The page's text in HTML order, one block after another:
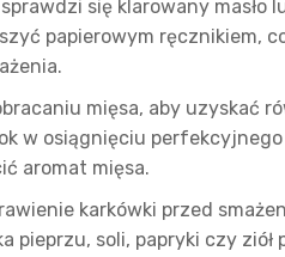
się klarowany masło
papierowym ręcznikiem,
mięsa, aby uzyskać
w osiągnięciu
aromat mięsa.
karkówki przed
soli, papryki czy ziół